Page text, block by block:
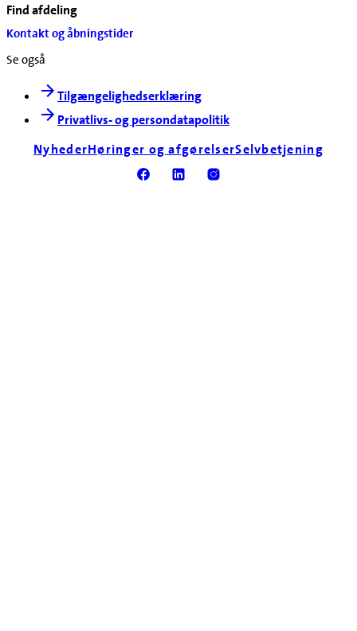
Find afdeling
Kontakt og åbningstider
Se også
Tilgængelighedserklæring
Privatlivs- og persondatapolitik
NyhederHøringer og afgørelserSelvbetjening